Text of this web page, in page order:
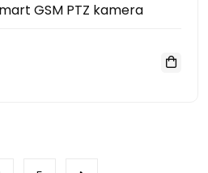
GSM PTZ kamera